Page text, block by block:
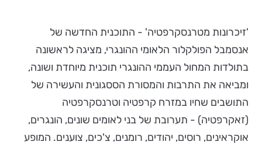
'זיכרונות מטרנסקרפטיה' - התוכנית החדשה של
אנסמבל הפולקלור הלאומי ההונגרי, מציגה לראשונה
בתולדות המחול העממי ההונגרי תוכנית מיוחדת ושונה,
ומביאה את התרבות והמסורת הססגונית והעשירה של
התושבים שחיו במזרח קרפטיה וטרנסקרפטיה
(זאקרפטיה) - תערובת של בני לאומים שונים, הונגרים,
אוקראינים, רוסים, יהודים, רומנים, צ'כים, צוענים. המופע